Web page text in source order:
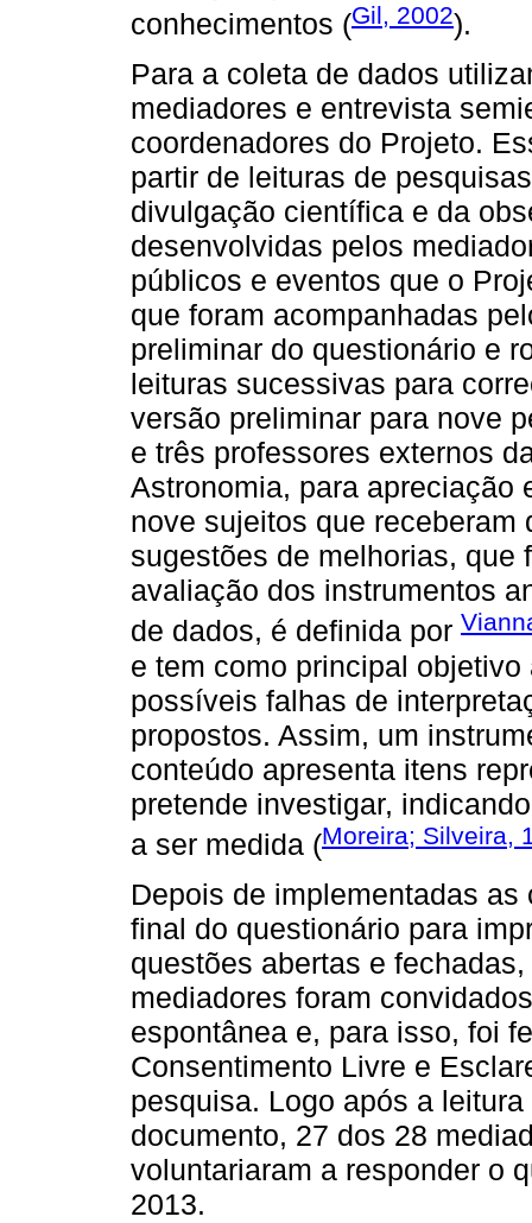
conhecimentos (Gil, 2002).
Para a coleta de dados
mediadores e entrevista
coordenadores do Projeto.
partir de leituras de
divulgação científica e da
desenvolvidas pelos
públicos e eventos que o
que foram acompanhadas
preliminar do questionário e
leituras sucessivas para
versão preliminar para nove
e três professores externos
Astronomia, para apreciação
nove sujeitos que receberam
sugestões de melhorias, que
avaliação dos instrumentos
de dados, é definida por
e tem como principal
possíveis falhas de
propostos. Assim, um
conteúdo apresenta itens
pretende investigar,
a ser medida (Moreira; Silveira,
Depois de implementadas
final do questionário para
questões abertas e
mediadores foram
espontânea e, para isso, foi
Consentimento Livre e
pesquisa. Logo após a
documento, 27 dos 28
voluntariaram a responder o
2013.